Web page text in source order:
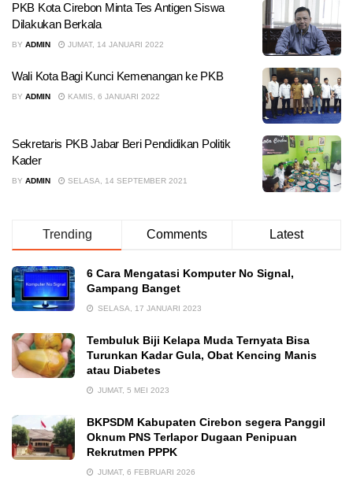
PKB Kota Cirebon Minta Tes Antigen Siswa
Dilakukan Berkala
BY ADMIN JUMAT, 14 JANUARI 2022
Wali Kota Bagi Kunci Kemenangan ke PKB
BY ADMIN KAMIS, 6 JANUARI 2022
Sekretaris PKB Jabar Beri Pendidikan Politik
Kader
BY ADMIN SELASA, 14 SEPTEMBER 2021
Trending Comments Latest
6 Cara Mengatasi Komputer No Signal,
Gampang Banget
SELASA, 17 JANUARI 2023
Tembuluk Biji Kelapa Muda Ternyata Bisa
Turunkan Kadar Gula, Obat Kencing Manis
atau Diabetes
JUMAT, 5 MEI 2023
BKPSDM Kabupaten Cirebon segera Panggil
Oknum PNS Terlapor Dugaan Penipuan
Rekrutmen PPPK
JUMAT, 6 FEBRUARI 2026